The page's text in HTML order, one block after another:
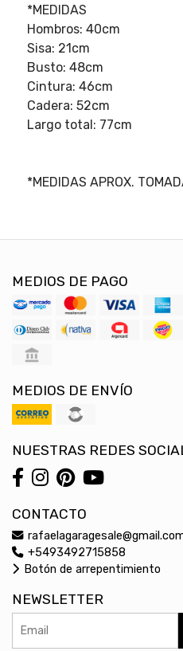
*MEDIDAS
Hombros: 40cm
Sisa: 21cm
Busto: 48cm
Cintura: 46cm
Cadera: 52cm
Largo total: 77cm
*MEDIDAS APROX.
MEDIOS DE PAGO
MEDIOS DE ENVÍO
NUESTRAS REDES
CONTACTO
+5493492715858
Botón de arrepentimiento
NEWSLETTER